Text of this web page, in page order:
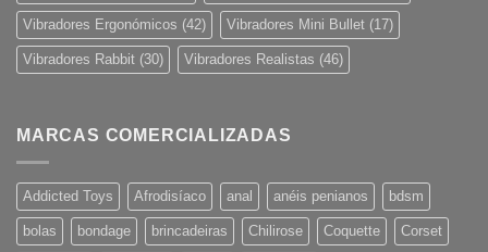
Vibradores Ergonómicos (42) Vibradores Mini Bullet (17)
Vibradores Rabbit (30) Vibradores Realistas (46)
MARCAS COMERCIALIZADAS
Addicted Toys Afrodisíaco anal anéis penianos bdsm
bolas bondage brincadeiras Chilirose Coquette Corset